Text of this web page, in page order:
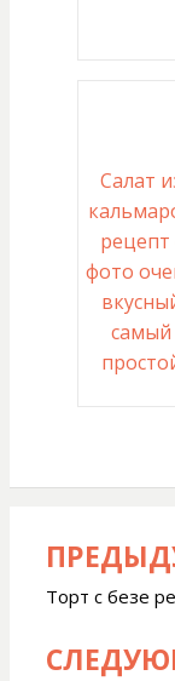
Салат
рецепт
фото
самый
по
Торт с безе